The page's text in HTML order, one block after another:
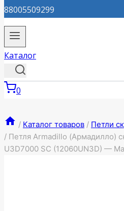
88005509299
Каталог
0
/ Каталог товаров / Петли
/ Петля Armadillo (Армадилло)
U3D7000 SC (12060UN3D) —